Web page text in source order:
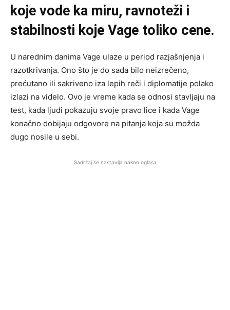
koje vode ka miru, ravnoteži i
stabilnosti koje Vage toliko cene.
U narednim danima Vage ulaze u period razjašnjenja i
razotkrivanja. Ono što je do sada bilo neizrečeno,
prećutano ili sakriveno iza lepih reči i diplomatije polako
izlazi na videlo. Ovo je vreme kada se odnosi stavljaju na
test, kada ljudi pokazuju svoje pravo lice i kada Vage
konačno dobijaju odgovore na pitanja koja su možda
dugo nosile u sebi.
Sadržaj se nastavlja nakon oglasa